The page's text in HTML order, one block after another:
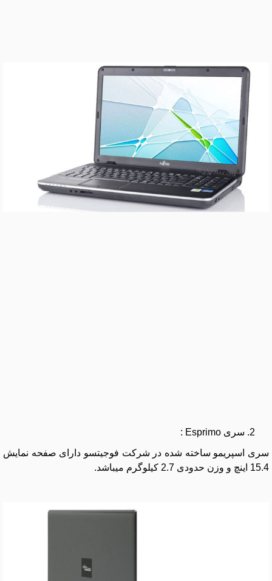
سری Esprimo :
سری اسپریمو ساخته شده در شرکت فوجیتسو دارای صفحه نمایش
15.4 اینچ و وزن حدودی 2.7 کیلوگرم میباشد.